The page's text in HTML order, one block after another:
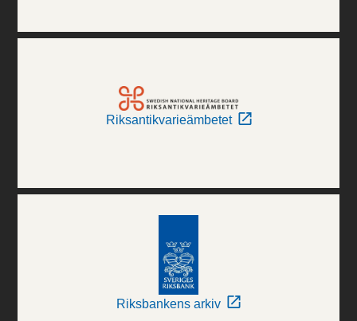
Riksantikvarieämbetet
Riksbankens arkiv